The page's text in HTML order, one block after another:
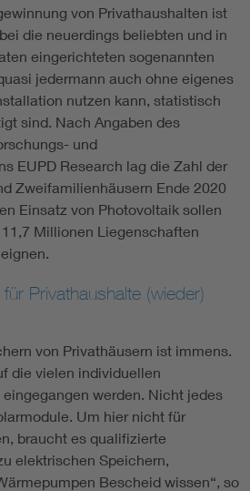
von Privathaushalten ist
die neuerdings beliebten und in
eingerichteten sogenannten
jedermann auch ohne eigenes
nutzen kann, statistisch
sind. Nach Angaben des
und
EUPD Research lag die Zahl der
Zweifamilienhäusern Ende 2020
Einsatz von Photovoltaik sollen
Millionen Liegenschaften
Privathaushalte (wieder)
von Privathäusern ist immens.
die vielen individuellen
werden. Nicht jedes
Um hier nicht für
braucht es qualifizierte
elektrischen Speichern,
Bescheid wissen“, so